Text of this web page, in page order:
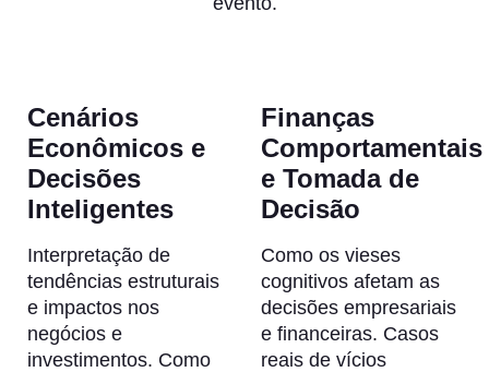
Cenários
Econômicos e
Decisões
Inteligentes
Interpretação de
tendências estruturais
e impactos nos
negócios e
investimentos. Como
Finanças
Comportamentais
e Tomada de
Decisão
Como os vieses
cognitivos afetam as
decisões empresariais
e financeiras. Casos
reais de vícios